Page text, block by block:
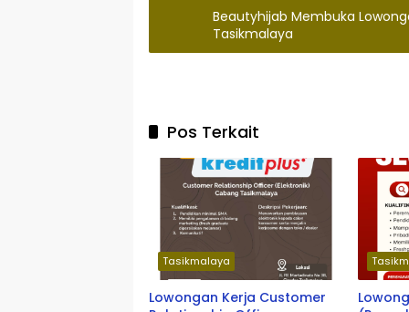
Beautyhijab Membuka
Tasikmalaya
Pos Terkait
Tasikmalaya
Lowongan Kerja Customer